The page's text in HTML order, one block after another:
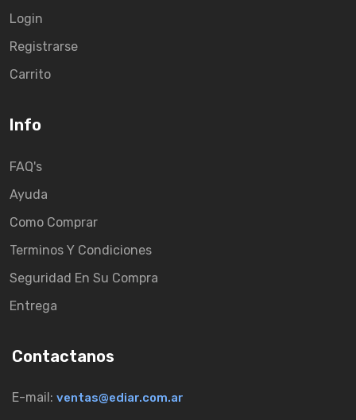
Login
Registrarse
Carrito
Info
FAQ's
Ayuda
Como Comprar
Terminos Y Condiciones
Seguridad En Su Compra
Entrega
Contactanos
E-mail: ventas@ediar.com.ar